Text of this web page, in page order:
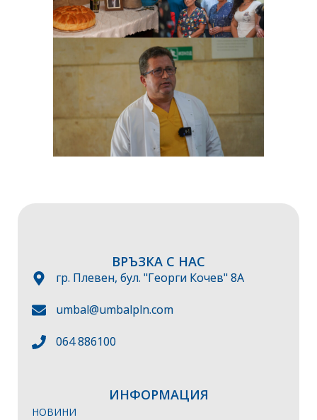
ИНФОРМАЦИЯ
НОВИНИ
ВРЪЗКА С НАС
гр. Плевен, бул. "Георги Кочев" 8А
umbal@umbalpln.com
064 886100